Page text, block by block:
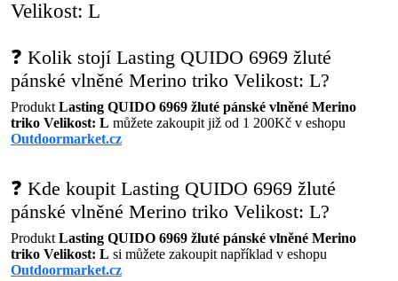
Velikost: L
❓ Kolik stojí Lasting QUIDO 6969 žluté
pánské vlněné Merino triko Velikost: L?
Produkt Lasting QUIDO 6969 žluté pánské vlněné Merino
triko Velikost: L můžete zakoupit již od 1 200Kč v eshopu
Outdoormarket.cz
❓ Kde koupit Lasting QUIDO 6969 žluté
pánské vlněné Merino triko Velikost: L?
Produkt Lasting QUIDO 6969 žluté pánské vlněné Merino
triko Velikost: L si můžete zakoupit například v eshopu
Outdoormarket.cz